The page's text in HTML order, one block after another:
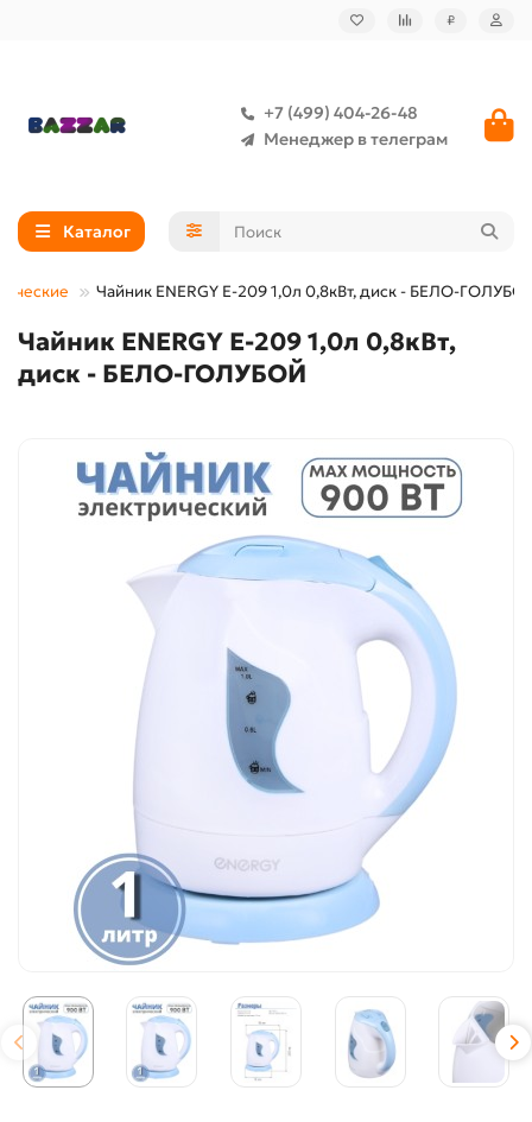
₽
+7 (499) 404-26-48
Менеджер в телеграм
Каталог
Чайник ENERGY Е-209 1,0л 0,8кВт, диск - БЕЛО-
Чайник ENERGY Е-209 1,0л 0,8кВт,
диск - БЕЛО-ГОЛУБОЙ